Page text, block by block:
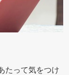
たって気をつけ